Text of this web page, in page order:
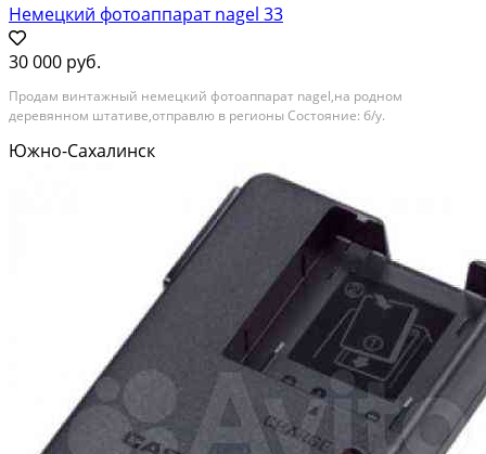
Немецкий фотоаппарат nagel 33
30 000 руб.
Продам винтажный немецкий фотоаппарат nagel,на родном
деревянном штативе,отправлю в регионы Состояние: б/у.
Южно-Сахалинск